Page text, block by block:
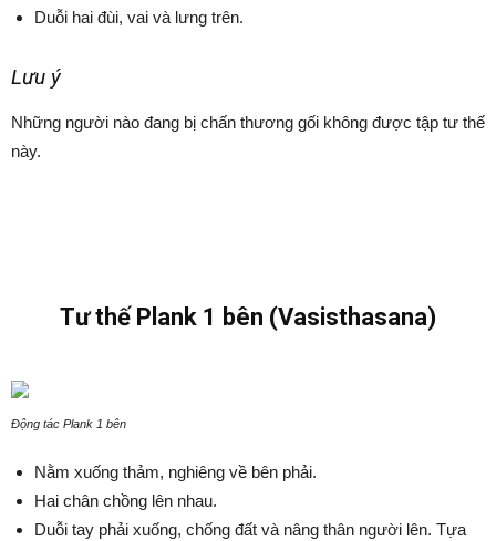
Duỗi hai đùi, vai và lưng trên.
Lưu ý
Những người nào đang bị chấn thương gối không được tập tư thế
này.
Tư thế Plank 1 bên (Vasisthasana)
Động tác Plank 1 bên
Nằm xuống thảm, nghiêng về bên phải.
Hai chân chồng lên nhau.
Duỗi tay phải xuống, chống đất và nâng thân người lên. Tựa